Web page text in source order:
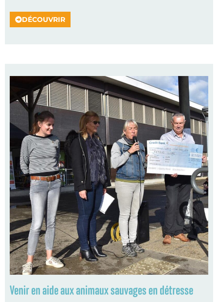
DÉCOUVRIR
Venir en aide aux animaux sauvages en détresse